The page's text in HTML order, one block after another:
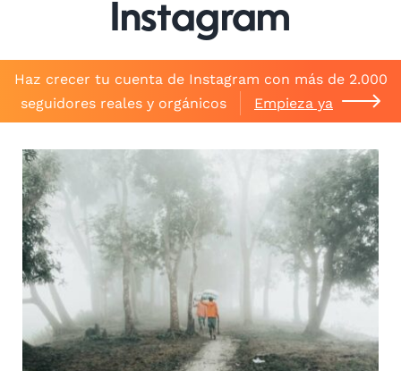
Instagram
Haz crecer tu cuenta de Instagram con más de 2.000
seguidores reales y orgánicos
Empieza ya